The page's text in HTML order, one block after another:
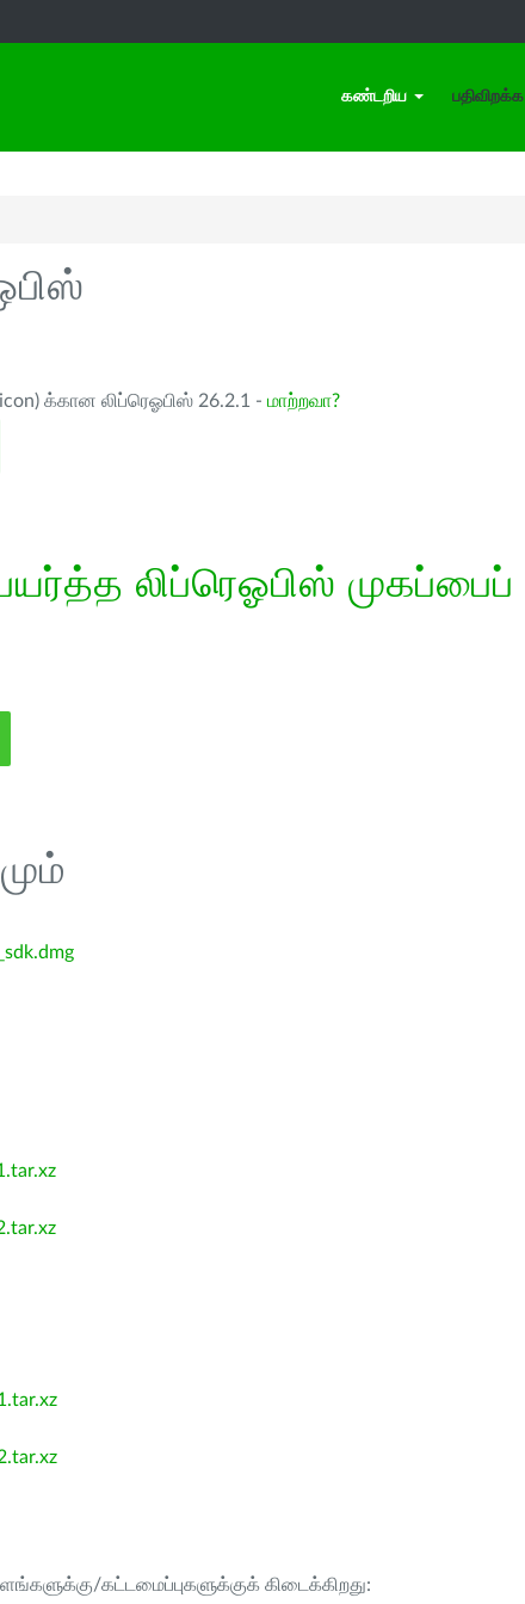
கண்டறிய பதிவிறக்க
க்கான லிப்ரெஓபிஸ் 26.2.1 - மாற்றவா?
லிப்ரெஓபிஸ் முகப்பைப்
கட்டமைப்புகளுக்குக் கிடைக்கிறது: